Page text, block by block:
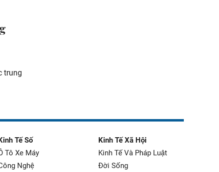
trung
Tế Số
Tô Xe Máy
Nghệ
Kinh Tế Xã Hội
Kinh Tế Và Pháp Luật
Đời Sống